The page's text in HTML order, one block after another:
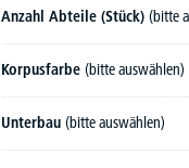
Anzahl Abteile (Stück) (bitte
Korpusfarbe (bitte auswählen)
Unterbau (bitte auswählen)